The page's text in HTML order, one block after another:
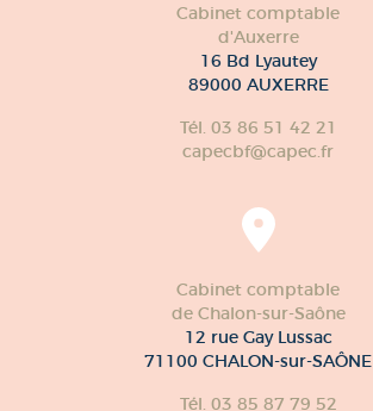
Cabinet comptable
d'Auxerre
16 Bd Lyautey
89000 AUXERRE
Tél. 03 86 51 42 21
capecbf@capec.fr
Cabinet comptable
de Chalon-sur-Saône
12 rue Gay Lussac
71100 CHALON-sur-SAÔNE
Tél. 03 85 87 79 52